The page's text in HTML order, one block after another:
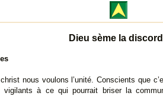
Dieu sème la
nous voulons l’unité. Conscients que
vigilants à ce qui pourrait briser la